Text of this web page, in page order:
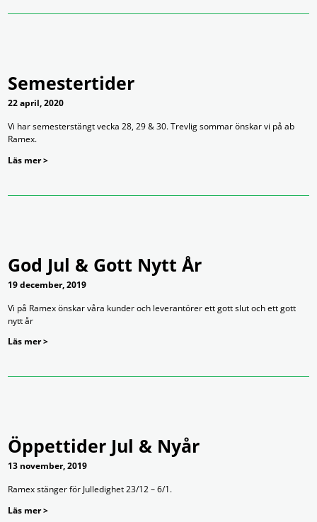
Semestertider
22 april, 2020
Vi har semesterstängt vecka 28, 29 & 30. Trevlig sommar önskar vi på ab
Ramex.
Läs mer >
God Jul & Gott Nytt År
19 december, 2019
Vi på Ramex önskar våra kunder och leverantörer ett gott slut och ett gott
nytt år
Läs mer >
Öppettider Jul & Nyår
13 november, 2019
Ramex stänger för Julledighet 23/12 – 6/1.
Läs mer >